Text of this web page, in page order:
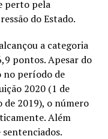
perto pela
do Estado.
a categoria
pontos. Apesar do
período de
2020 (1 de
de 2019), o número
Além